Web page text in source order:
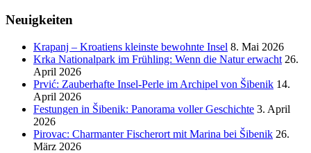
Neuigkeiten
Krapanj – Kroatiens kleinste bewohnte Insel 8. Mai 2026
Krka Nationalpark im Frühling: Wenn die Natur erwacht 26.
April 2026
Prvić: Zauberhafte Insel-Perle im Archipel von Šibenik 14.
April 2026
Festungen in Šibenik: Panorama voller Geschichte 3. April
2026
Pirovac: Charmanter Fischerort mit Marina bei Šibenik 26.
März 2026